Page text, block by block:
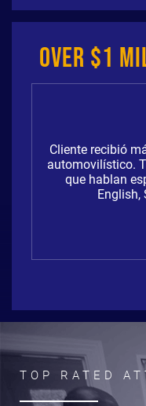
Over $1
Cliente recibió
automovilístico.
que hablan
English,
TOP RATED